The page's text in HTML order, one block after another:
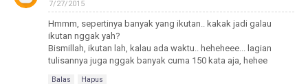
7/27/2015
Hmmm, sepertinya banyak yang ikutan.. kakak jadi galau
ikutan nggak yah?
Bismillah, ikutan lah, kalau ada waktu.. heheheee... lagian
tulisannya juga nggak banyak cuma 150 kata aja, hehee
Balas Hapus